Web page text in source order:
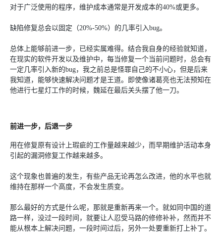
对于广泛使用的程序，维护成本通常是开发成本的40%或更多。
缺陷修复总会以固定（20%-50%）的几率引入bug。
总体上能够前进一步，已经实属难得。结合我自身的经验就知道，
在现实的软件开发以及维护中，每当修复一个当前问题时，总会有
一定几率引入新的bug，我之前总是怪罪自己的不小心，但是后来
我知道，能够快速解决问题才是王道。即使像诸葛亮也无法预知在
他进行七星灯工作的时候，魏延在最后关头摆了他一刀。
前进一步，后退一步
用在修复原有设计上瑕疵的工作量越来越少，而早期维护活动本身
引起的漏洞修复工作越来越多。
这个现象也普遍的发生，有些产品无论再怎么改进，他的水平也就
维持在那样一个高度，不会发生质变。
那么最好的方式是什么呢，那就是重新再来一个。就如同中国的道
路一样，没过一段时间，就要让人忍受马路的修修补补，然而并不
能从根本上解决问题，一段时间过后，另外一处要重新打上补丁。